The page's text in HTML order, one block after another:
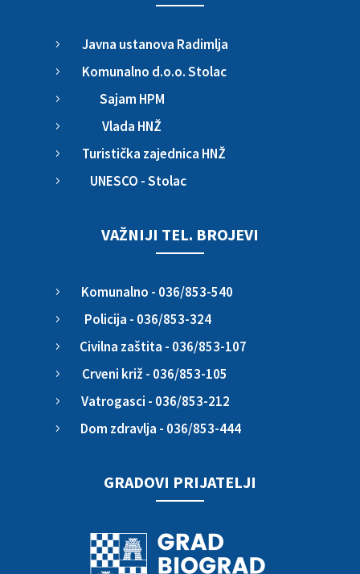
5 Javna ustanova Radimlja
5 Komunalno d.o.o. Stolac
5 Sajam HPM
5 Vlada HNŽ
5 Turistička zajednica HNŽ
5 UNESCO - Stolac
VAŽNIJI TEL. BROJEVI
5 Komunalno - 036/853-540
5 Policija - 036/853-324
5 Civilna zaštita - 036/853-107
5 Crveni križ - 036/853-105
5 Vatrogasci - 036/853-212
5 Dom zdravlja - 036/853-444
GRADOVI PRIJATELJI